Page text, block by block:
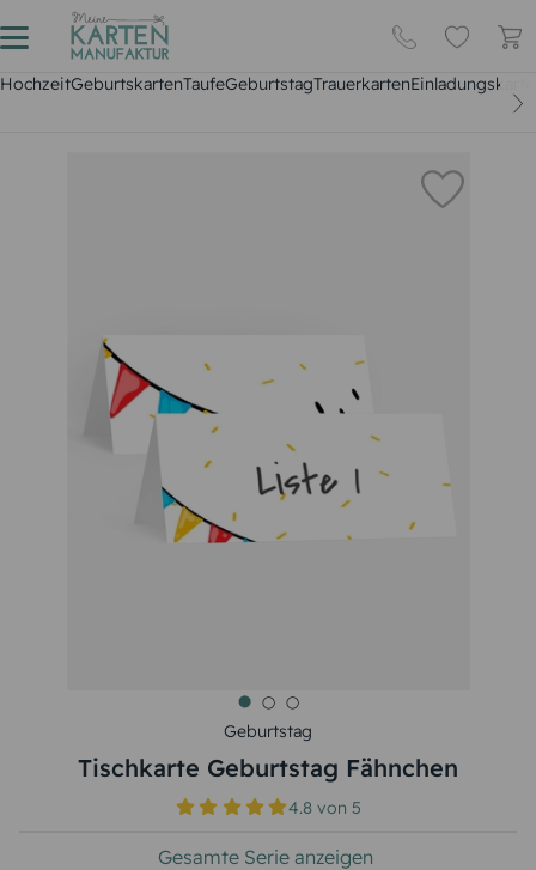
HochzeitGeburtskartenTaufeGeburtstagTrauerkarten
Geburtstag
Tischkarte Geburtstag Fähnchen
4.8 von5
Gesamte Serie anzeigen